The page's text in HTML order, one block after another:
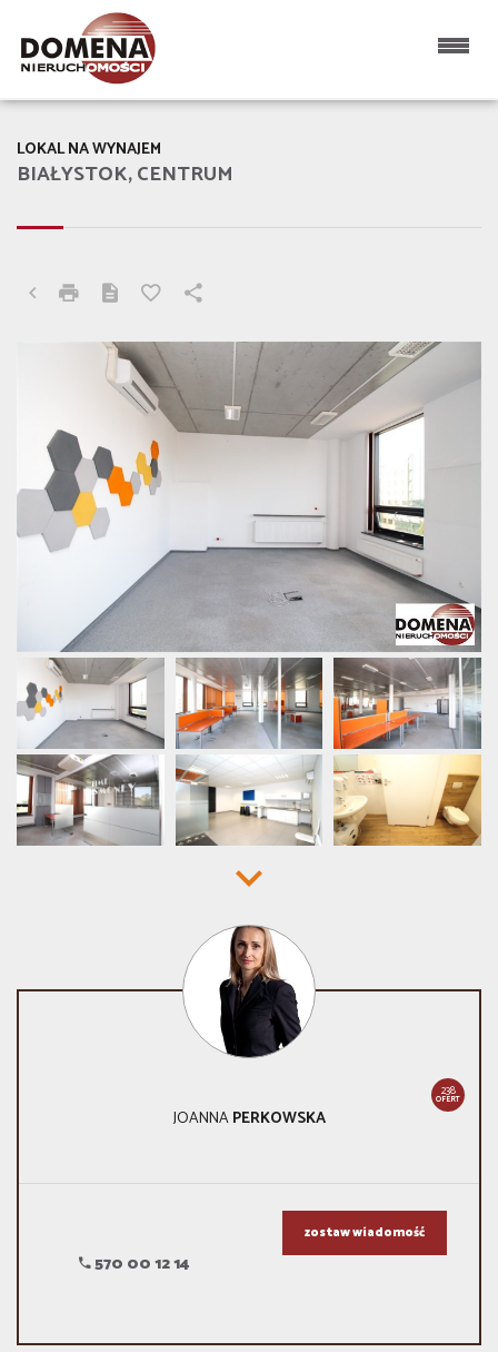
BIAŁYSTOK, CENTRUM
LOKAL NA WYNAJEM
238
OFERT
JOANNAPERKOWSKA
570 00 12 14
zostaw wiadomość